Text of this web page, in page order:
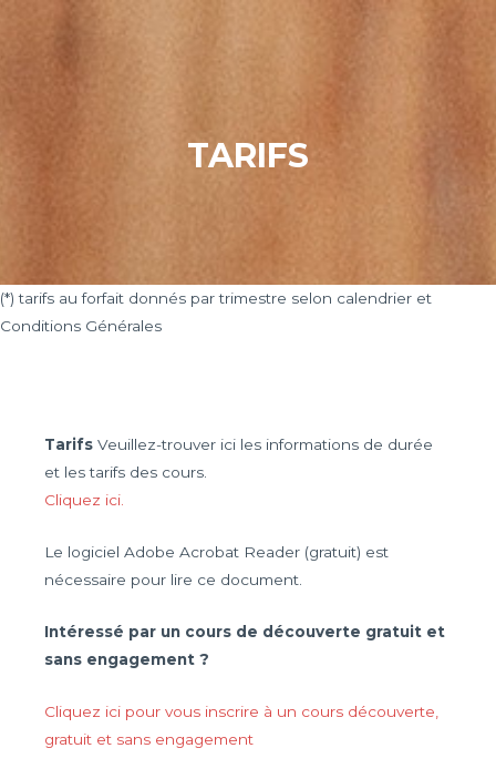
TARIFS
(*) tarifs au forfait donnés par trimestre selon calendrier et
Conditions Générales
Tarifs Veuillez-trouver ici les informations de durée
et les tarifs des cours.
Cliquez ici
Le logiciel Adobe Acrobat Reader (gratuit) est
nécessaire pour lire ce document.
Intéressé par un cours de découverte gratuit et
sans engagement ?
Cliquez ici pour vous inscrire à un cours découverte,
gratuit et sans engagement